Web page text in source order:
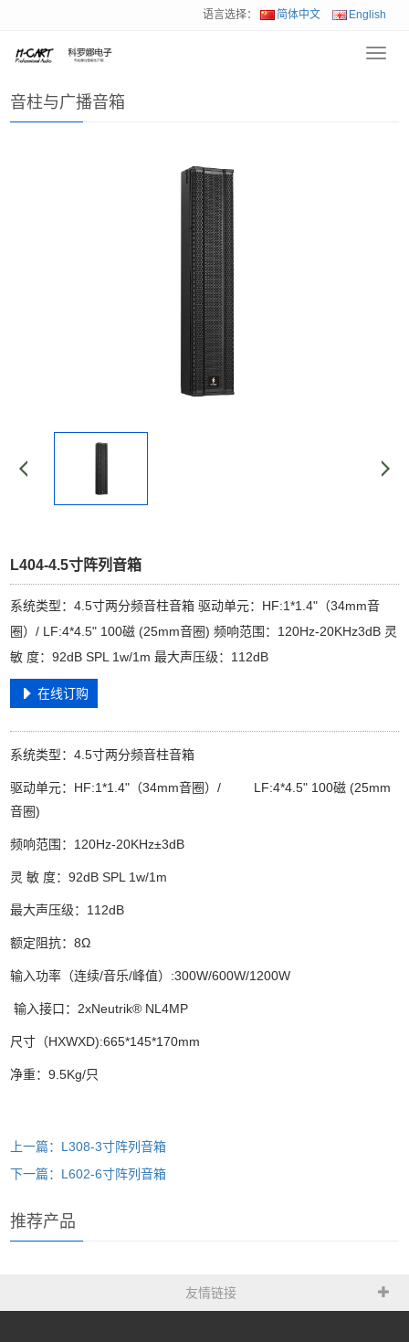
语言选择： 简体中文 English
首页 >产品展示
音柱与广播音箱
L404-4.5寸阵列音箱
系统类型：4.5寸两分频音柱音箱 驱动单元：HF:1*1.4"（34mm音
圈）/ LF:4*4.5" 100磁 (25mm音圈) 频响范围：120Hz-20KHz3dB 灵
敏 度：92dB SPL 1w/1m 最大声压级：112dB
在线订购
系统类型：4.5寸两分频音柱音箱
驱动单元：HF:1*1.4"（34mm音圈）/ LF:4*4.5" 100磁 (25mm
音圈)
频响范围：120Hz-20KHz±3dB
灵 敏 度：92dB SPL 1w/1m
最大声压级：112dB
额定阻抗：8Ω
输入功率（连续/音乐/峰值）:300W/600W/1200W
输入接口：2xNeutrik® NL4MP
尺寸（HXWXD):665*145*170mm
净重：9.5Kg/只
上一篇：L308-3寸阵列音箱
下一篇：L602-6寸阵列音箱
推荐产品
友情链接